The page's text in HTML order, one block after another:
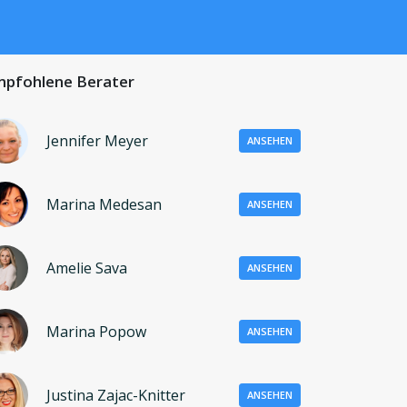
Berater
Jennifer Meyer ANSEHEN
Marina Medesan ANSEHEN
Amelie Sava ANSEHEN
Marina Popow ANSEHEN
Justina Zajac-Knitter ANSEHEN